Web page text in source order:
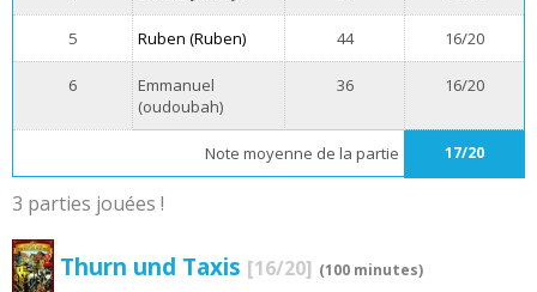
5 Ruben (Ruben) 44 16/20
6
Emmanuel
(oudoubah)
36 16/20
Note moyenne de la partie 17/20
3 parties jouées !
Thurn und Taxis [16/20] (100 minutes)